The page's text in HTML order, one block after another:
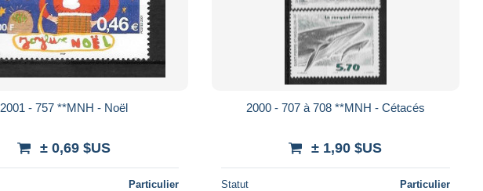
2001 - 757 **MNH - Noël
± 0,69 $US
Particulier
2000 - 707 à 708 **MNH - Cétacés
± 1,90 $US
Statut Particulier